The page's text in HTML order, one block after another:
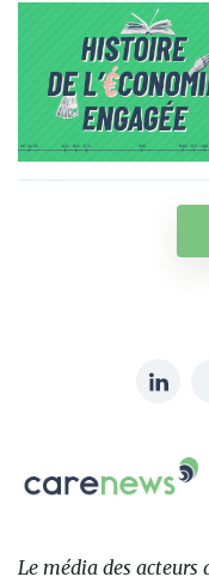
sur:
Carenews,
Le
des
Le média des acteurs